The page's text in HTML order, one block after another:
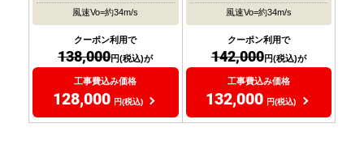
風速Vo=約34m/s
クーポン利用で
138,000円(税込)が
工事費込み価格
128,000 円(税込)
風速Vo=約34m/s
クーポン利用で
142,000円(税込)が
工事費込み価格
132,000 円(税込)